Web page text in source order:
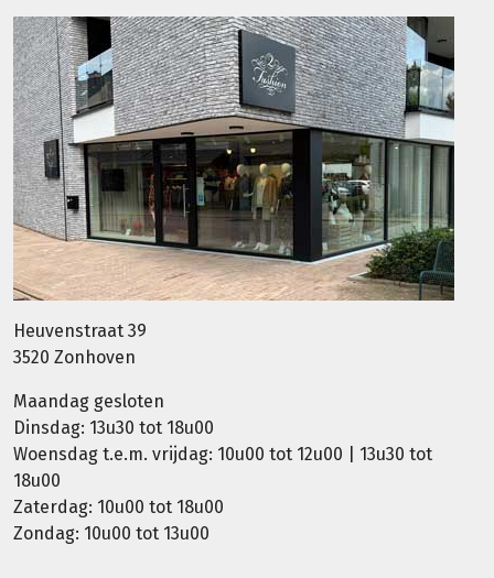
Heuvenstraat 39
3520 Zonhoven
Maandag gesloten
Dinsdag: 13u30 tot 18u00
Woensdag t.e.m. vrijdag: 10u00 tot 12u00 | 13u30 tot
18u00
Zaterdag: 10u00 tot 18u00
Zondag: 10u00 tot 13u00